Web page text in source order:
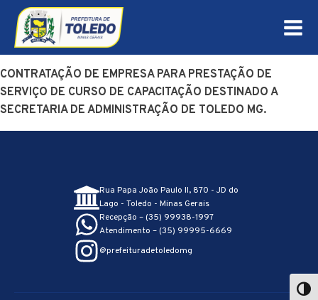
CONTRATAÇÃO DE EMPRESA PARA PRESTAÇÃO DE
SERVIÇO DE CURSO DE CAPACITAÇÃO DESTINADO A
SECRETARIA DE ADMINISTRAÇÃO DE TOLEDO MG.
Rua Papa João Paulo II, 870 - JD do
Lago - Toledo - Minas Gerais
Recepção – (35) 99938-1997
Atendimento – (35) 99995-6669
@prefeituradetoledomg